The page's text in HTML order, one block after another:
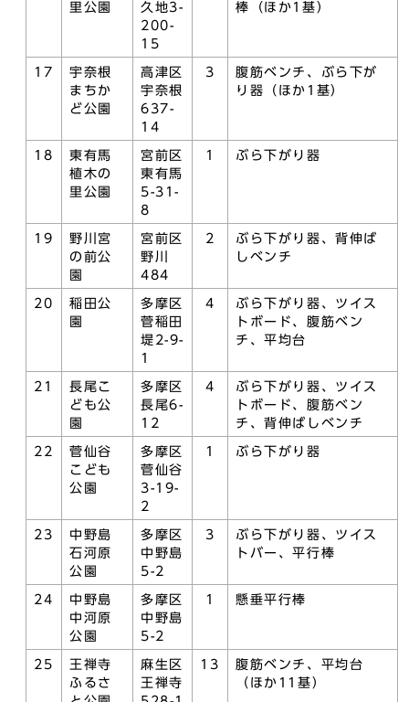
里公園
久地3-
200-
15
棒（ほか1基）
17
宇奈根
まちか
ど公園
高津区
宇奈根
637-
14
3
腹筋ベンチ、ぶら下が
り器（ほか1基）
18
東有馬
植木の
里公園
宮前区
東有馬
5-31-
8
1 ぶら下がり器
19
野川宮
の前公
園
宮前区
野川
484
2
ぶら下がり器、背伸ば
しベンチ
20
稲田公
園
多摩区
菅稲田
堤2-9-
1
4
ぶら下がり器、ツイス
トボード、腹筋ベン
チ、平均台
21
長尾こ
ども公
園
多摩区
長尾6-
12
4
ぶら下がり器、ツイス
トボード、腹筋ベン
チ、背伸ばしベンチ
22
菅仙谷
こども
公園
多摩区
菅仙谷
3-19-
2
1 ぶら下がり器
23
中野島
石河原
公園
多摩区
中野島
5-2
3
ぶら下がり器、ツイス
トバー、平行棒
24
中野島
中河原
公園
多摩区
中野島
5-2
1 懸垂平行棒
25
王禅寺
ふるさ
麻生区
王禅寺
13
腹筋ベンチ、平均台
（ほか11基）